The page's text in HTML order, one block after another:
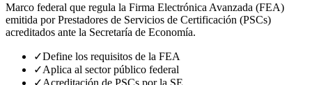
Marco federal que regula la Firma Electrónica Avanzada (FEA)
emitida por Prestadores de Servicios de Certificación (PSCs)
acreditados ante la Secretaría de Economía.
✓Define los requisitos de la FEA
✓Aplica al sector público federal
✓Acreditación de PSCs por la SE